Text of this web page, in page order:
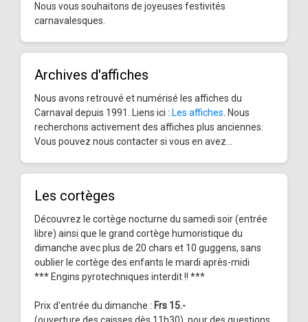
Nous vous souhaitons de joyeuses festivités
carnavalesques.
Archives d'affiches
Nous avons retrouvé et numérisé les affiches du
Carnaval depuis 1991. Liens ici : Les affiches . Nous
recherchons activement des affiches plus anciennes.
Vous pouvez nous contacter si vous en avez...
Les cortèges
Découvrez le cortège nocturne du samedi soir (entrée
libre) ainsi que le grand cortège humoristique du
dimanche avec plus de 20 chars et 10 guggens, sans
oublier le cortège des enfants le mardi après-midi
*** Engins pyrotechniques interdit !! ***
Prix d'entrée du dimanche : Frs 15.-